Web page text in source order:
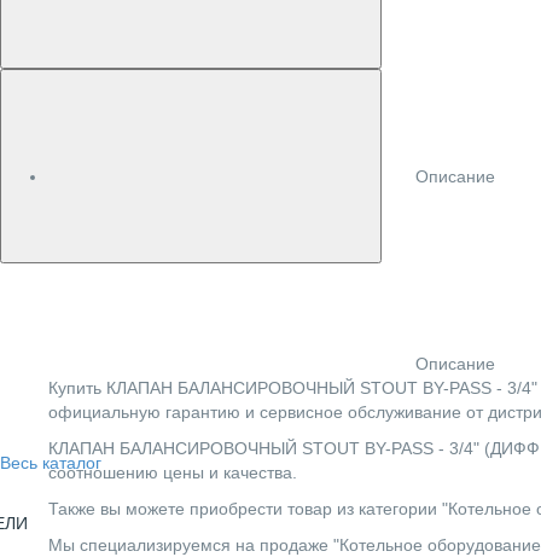
Весь каталог
Описание
Описание
Купить КЛАПАН БАЛАНСИРОВОЧНЫЙ STOUT BY-PASS - 3/
официальную гарантию и сервисное обслуживание от
КЛАПАН БАЛАНСИРОВОЧНЫЙ STOUT BY-PASS - 3/4"
соотношению цены и качества.
Также вы можете приобрести товар из категории
Мы специализируемся на продаже "Котельное